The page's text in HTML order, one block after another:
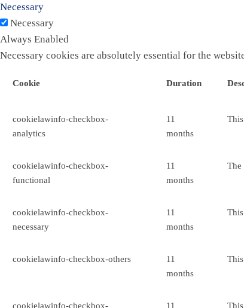
Necessary
Necessary
Always Enabled
Necessary cookies are absolutely essential for the
Cookie Duration
cookielawinfo-checkbox-
analytics
11
months
cookielawinfo-checkbox-
functional
11
months
The
cookielawinfo-checkbox-
necessary
11
months
cookielawinfo-checkbox-others
11
months
cookielawinfo-checkbox- 11